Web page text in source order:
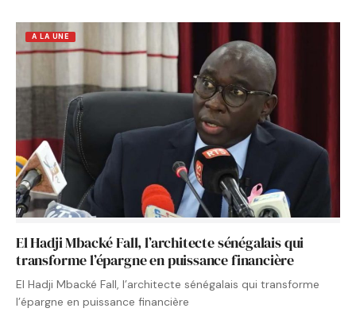
A LA UNE
El Hadji Mbacké Fall, l’architecte sénégalais qui
transforme l’épargne en puissance financière
El Hadji Mbacké Fall, l’architecte sénégalais qui transforme
l’épargne en puissance financière